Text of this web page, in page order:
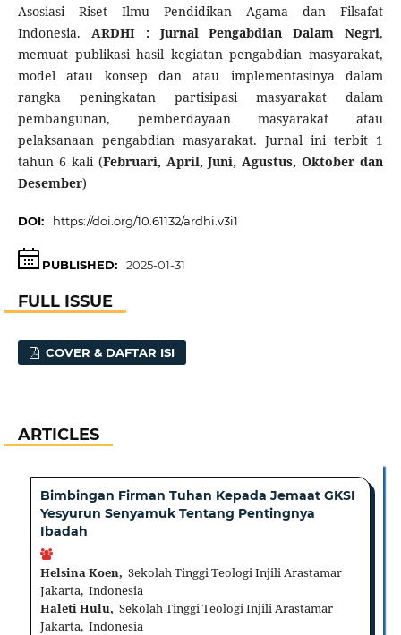
Asosiasi Riset Ilmu Pendidikan Agama dan Filsafat
Indonesia. ARDHI : Jurnal Pengabdian Dalam Negri,
memuat publikasi hasil kegiatan pengabdian masyarakat,
model atau konsep dan atau implementasinya dalam
rangka peningkatan partisipasi masyarakat dalam
pembangunan, pemberdayaan masyarakat atau
pelaksanaan pengabdian masyarakat. Jurnal ini terbit 1
tahun 6 kali (Februari, April, Juni, Agustus, Oktober dan
Desember)
DOI: https://doi.org/10.61132/ardhi.v3i1
PUBLISHED: 2025-01-31
FULL ISSUE
COVER & DAFTAR ISI
ARTICLES
Bimbingan Firman Tuhan Kepada Jemaat GKSI
Yesyurun Senyamuk Tentang Pentingnya
Ibadah
Helsina Koen, Sekolah Tinggi Teologi Injili Arastamar
Jakarta, Indonesia
Haleti Hulu, Sekolah Tinggi Teologi Injili Arastamar
Jakarta, Indonesia